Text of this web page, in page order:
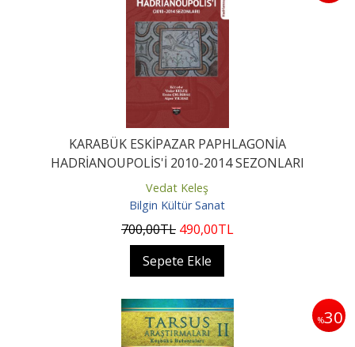
KARABÜK ESKİPAZAR PAPHLAGONİA
HADRİANOUPOLİS'İ 2010-2014 SEZONLARI
Vedat Keleş
Bilgin Kültür Sanat
700,00TL 490,00TL
Sepete Ekle
%30